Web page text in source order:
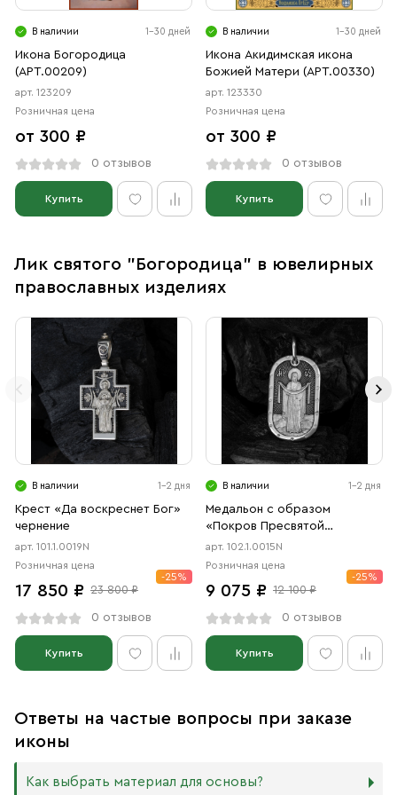
В наличии 1-30 дней
Икона Богородица
(АРТ.00209)
арт. 123209
Розничная цена
от 300 ₽
0 отзывов
Купить
В наличии 1-30 дней
Икона Акидимская икона
Божией Матери (АРТ.00330)
арт. 123330
Розничная цена
от 300 ₽
0 отзывов
Купить
Лик святого "Богородица" в ювелирных
православных изделиях
В наличии 1-2 дня
Крест «Да воскреснет Бог»
чернение
арт. 101.1.0019N
Розничная цена
17 850 ₽ 23 800 ₽
-25%
0 отзывов
Купить
В наличии 1-2 дня
Медальон с образом
«Покров Пресвятой
Богородицы» чернение
арт. 102.1.0015N
Розничная цена
9 075 ₽ 12 100 ₽
-25%
0 отзывов
Купить
Ответы на частые вопросы при заказе
иконы
Как выбрать материал для основы?